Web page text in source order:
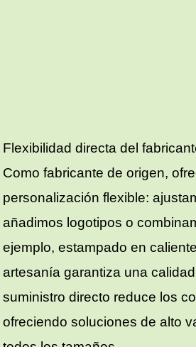
Flexibilidad directa del
Como fabricante de origen,
personalización flexible:
añadimos logotipos o
ejemplo, estampado en
artesanía garantiza una
suministro directo reduce los
ofreciendo soluciones de alto